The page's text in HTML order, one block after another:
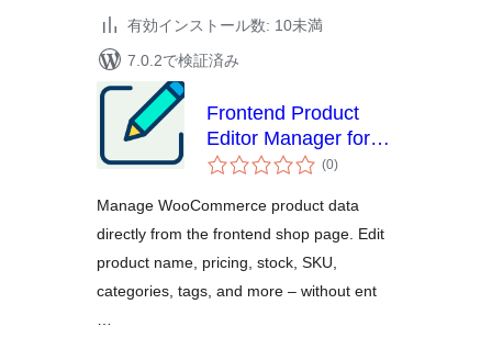
有効インストール数: 10未満
7.0.2で検証済み
Frontend Product
Editor Manager for
WooCommerce
(0個
の
価
)
Manage WooCommerce product data
directly from the frontend shop page. Edit
product name, pricing, stock, SKU,
categories, tags, and more – without ent